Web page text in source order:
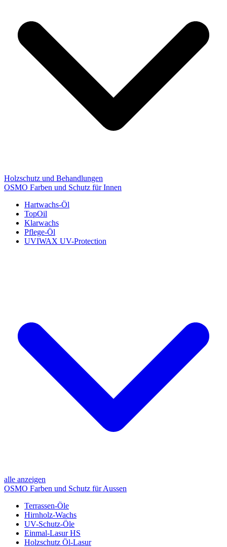
Holzschutz und Behandlungen
OSMO Farben und Schutz für Innen
Hartwachs-Öl
TopOil
Klarwachs
Pflege-Öl
UVIWAX UV-Protection
alle anzeigen
OSMO Farben und Schutz für Aussen
Terrassen-Öle
Hirnholz-Wachs
UV-Schutz-Öle
Einmal-Lasur HS
Holzschutz Öl-Lasur